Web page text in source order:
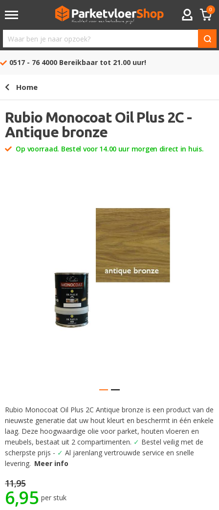
ACCOUNT
0
Waar
ben
opzoek?
0517 - 76 4000 Bereikbaar tot 21.00 uur!
Home
Rubio Monocoat Oil Plus 2C -
Antique bronze
Op voorraad. Bestel voor 14.00 uur morgen direct in huis.
Ga
naar
het
begin
van
de
afbeeldingen-
gallerij
Rubio Monocoat Oil Plus 2C Antique bronze is een product van de
nieuwste generatie dat uw hout kleurt en beschermt in één enkele
laag. Deze hoogwaardige olie voor parket, houten vloeren en
meubels, bestaat uit 2 compartimenten. ✓ Bestel veilig met de
scherpste prijs - ✓ Al jarenlang vertrouwde service en snelle
levering. Meer info
11,95
6,95 per stuk